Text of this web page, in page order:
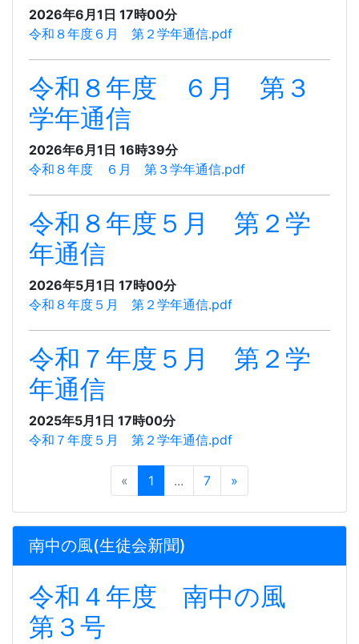
2026年6月1日 17時00分
令和８年度６月 第２学年通信.pdf
令和８年度 ６月 第３
学年通信
2026年6月1日 16時39分
令和８年度 ６月 第３学年通信.pdf
令和８年度５月 第２学
年通信
2026年5月1日 17時00分
令和８年度５月 第２学年通信.pdf
令和７年度５月 第２学
年通信
2025年5月1日 17時00分
令和７年度５月 第２学年通信.pdf
« 1 ... 7 »
南中の風(生徒会新聞)
令和４年度 南中の風
第３号